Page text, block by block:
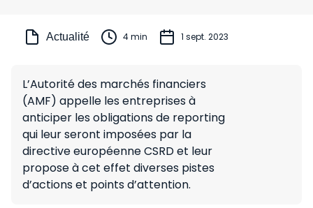
Actualité 4 min 1 sept. 2023
L’Autorité des marchés financiers
(AMF) appelle les entreprises à
anticiper les obligations de reporting
qui leur seront imposées par la
directive européenne CSRD et leur
propose à cet effet diverses pistes
d’actions et points d’attention.